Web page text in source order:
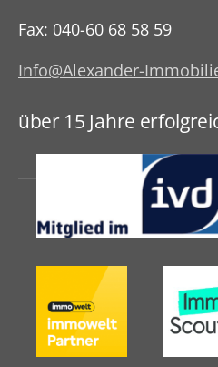
Fax: 040-60 68 58 59
Info@Alexander-
über 15 Jahre